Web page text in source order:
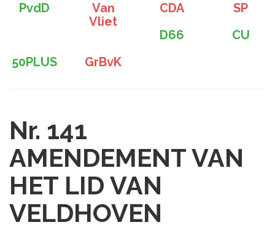
PvdD
Van
Vliet
CDA
SP
D66
CU
50PLUS
GrBvK
Nr. 141
AMENDEMENT VAN
HET LID VAN
VELDHOVEN